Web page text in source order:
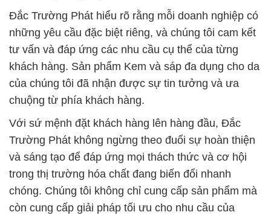
Đắc Trường Phát hiểu rõ rằng mỗi doanh nghiệp có
những yêu cầu đặc biệt riêng, và chúng tôi cam kết
tư vấn và đáp ứng các nhu cầu cụ thể của từng
khách hàng. Sản phẩm Kem và sáp đa dụng cho da
của chúng tôi đã nhận được sự tin tưởng và ưa
chuộng từ phía khách hàng.
Với sứ mệnh đặt khách hàng lên hàng đầu, Đắc
Trường Phát không ngừng theo đuổi sự hoàn thiện
và sáng tạo để đáp ứng mọi thách thức và cơ hội
trong thị trường hóa chất đang biến đổi nhanh
chóng. Chúng tôi không chỉ cung cấp sản phẩm mà
còn cung cấp giải pháp tối ưu cho nhu cầu của